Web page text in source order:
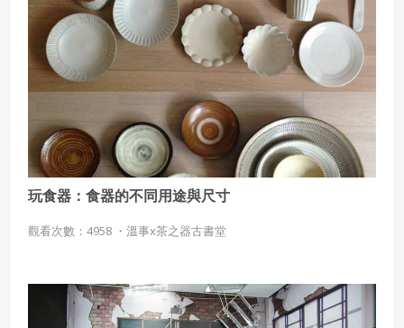
玩食器：食器的不同用途與尺寸
觀看次數：4958 ・ 溫事x茶之器古書堂
使用 Facebook 帳號登入
使用 Google 帳號登入
使用 Google 帳號註冊
已閱讀使用條款和隱私政策
緣會員有意願吉寶知識系統（本系統），經註冊本
系統表示您同意會員合約：
一、定義條款
授權內容：係指吉寶系統有限公司（吉寶系統公司）所有或
經授權使用而置放於吉寶知識系統網站或系統內之著作物。
衍生著作：係指就授權內容改作之創作。
二、會員規範
策。
違反前項約定者，本系統得終止會員資格。
我同意上述會員條款